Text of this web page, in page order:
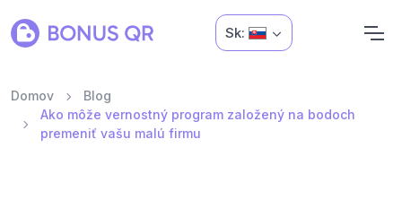
Sk:
Domov
Blog
Ako môže vernostný program založený na bodoch
premeniť vašu malú firmu